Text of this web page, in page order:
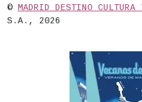
© MADRID DESTINO CULTURA
S.A., 2026